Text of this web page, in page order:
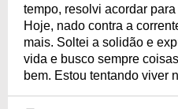
tempo, resolvi acordar
Hoje, nado contra a
mais. Soltei a solidão e
vida e busco sempre
bem. Estou tentando viver